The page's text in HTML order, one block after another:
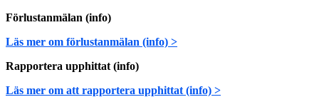
Förlustanmälan (info)
Läs mer om förlustanmälan (info) >
Rapportera upphittat (info)
Läs mer om att rapportera upphittat (info) >